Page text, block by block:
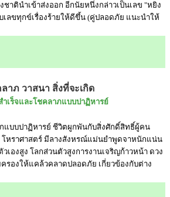
ชาตินำเข้าส่งออก อีกนัยหนึ่งกล่าวเป็นเลข "หยิง
เลขทุกข์เรื่องร้ายให้ดีขึ้น (คู่ปลอดภัย แนะนำให้
าภ วาสนา สิ่งที่จะเกิด
เร็จและโชคลาภแบบปาฏิหารย์
แบบปาฏิหารย์ ชีวิตผูกพันกับสิ่งศักดิ์สิทธิ์ผู้คน
โหราศาสตร์ มีลางสังหรณ์แม่นยำพูดจาหนักแน่น
เองสูง โลกส่วนตัวสูงการงานเจริญก้าวหน้า ดวง
รองให้แคล้วคลาดปลอดภัย เกี่ยวข้องกับต่าง